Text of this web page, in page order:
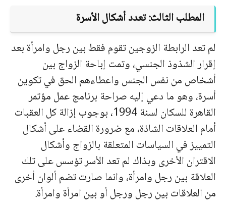
المطلب الثالث: تعدد أشكال الأسرة
لم تعد الرابطة الزوجين تقوم فقط بين رجل وامرأة بعد
إقرار الشذوذ الجنسي، وتمت إباحة الزواج بين
أشخاص من نفس الجنس واعطاءهم الحق في تكوين
أسرة، وهو ما دعي إليه صراحة برنامج عمل مؤتمر
القاهرة للسكان لسنة 1994، بوجوب إزالة كل العقبات
أمام العلاقات الشاذة، مع ضرورة القضاء على أشكال
التمييز في السياسات المتعلقة بالزواج وأشكال
الاقتران الأخرى وبذاك لم تعد الأسر تؤسس على تلك
العلاقة بين رجل وامرأة، وانما صارت تضم ألوان أخرى
من العلاقات بين رجل ورجل أو بين امرأة وامرأة.